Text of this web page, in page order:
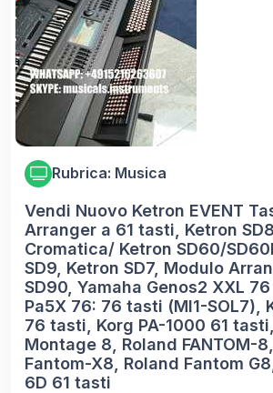
Rubrica: Musica
Vendi Nuovo Ketron EVENT
Arranger a 61 tasti, Ketron
Cromatica/ Ketron SD60/
SD9, Ketron SD7, Modulo
SD90, Yamaha Genos2 XXL
Pa5X 76: 76 tasti (MI1-SOL7),
76 tasti, Korg PA-1000 61
Montage 8, Roland FANTOM-
Fantom-X8, Roland Fantom
6D 61 tasti